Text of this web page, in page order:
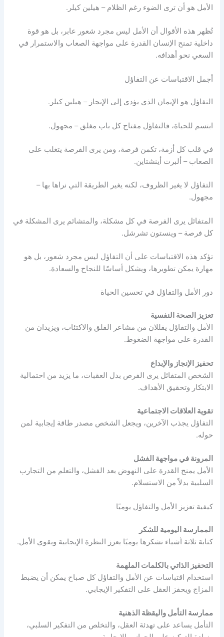
الأمل هو أن ترى الضوء رغم الظلام – هيلين كيلر.
تُظهر هذه الأقوال أن الأمل ليس مجرد شعور عابر، بل هو قوة
داخلية تمنح الإنسان القدرة على مواجهة الصعاب والاستمرار في
السعي نحو أهدافه.
أجمل الاقتباسات عن التفاؤل
التفاؤل هو الإيمان الذي يؤدي إلى الإنجاز – هيلين كيلر.
ابتسم للحياة، فالتفاؤل مفتاح كل باب مغلق – مجهول.
في قلب كل أزمة، تكمن فرصة، ومن يرى الفرصة يتغلب على
الصعاب – ألبرت أينشتاين.
التفاؤل لا يغير الظروف، لكنه يغير الطريقة التي نراها بها –
مجهول.
المتفائل يرى الفرصة في كل مشكلة، والمتشائم يرى المشكلة في
كل فرصة – وينستون تشرشل.
تؤكد هذه الاقتباسات على أن التفاؤل ليس مجرد شعور، بل هو
مهارة يمكن تطويرها، ويشكل أساسًا للنجاح والسعادة.
دور الأمل والتفاؤل في تحسين الحياة
تعزيز الصحة النفسية
الأمل والتفاؤل يقللان من مشاعر القلق والاكتئاب، ويزيدان من
القدرة على مواجهة الضغوط.
تحفيز الإنجاز والإبداع
الشخص المتفائل يرى الفرص بدل العقبات، ما يزيد من احتمالية
الابتكار وتحقيق الأهداف.
تقوية العلاقات الاجتماعية
التفاؤل يجذب الآخرين، ويجعل الشخص مصدر طاقة إيجابية لمن
حوله.
المرونة في مواجهة الفشل
الأمل يمنح القدرة على النهوض بعد الفشل، والتعلم من التجارب
السلبية بدلاً من الاستسلام.
كيفية تعزيز الأمل والتفاؤل يوميًا
الممارسة اليومية للشكر
كتابة ثلاثة أشياء نشكرها يوميًا يعزز النظرة الإيجابية ويقوي الأمل.
التحفيز الذاتي بالكلمات الملهمة
استخدام اقتباسات عن الأمل والتفاؤل كل صباح يمكن أن يضبط
المزاج ويحفز العقل على التفكير الإيجابي.
ممارسة التأمل واليقظة الذهنية
التأمل يساعد على تهدئة العقل، والتخلص من التفكير السلبي،